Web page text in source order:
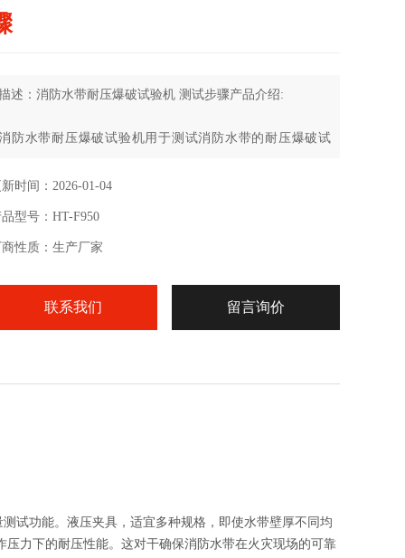
述：消防水带耐压爆破试验机 测试步骤产品介绍:
防水带耐压爆破试验机用于测试消防水带的耐压爆破试
时间：2026-01-04
型号：HT-F950
性质：生产厂家
联系我们 留言询价
试功能。液压夹具，适宜多种规格，即使水带壁厚不同均
力下的耐压性能。这对干确保消防水带在火灾现场的可靠